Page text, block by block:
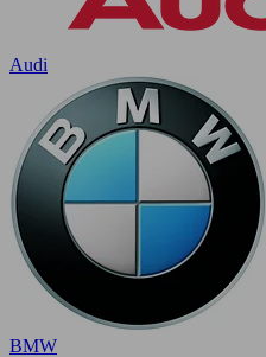
Audi
BMW